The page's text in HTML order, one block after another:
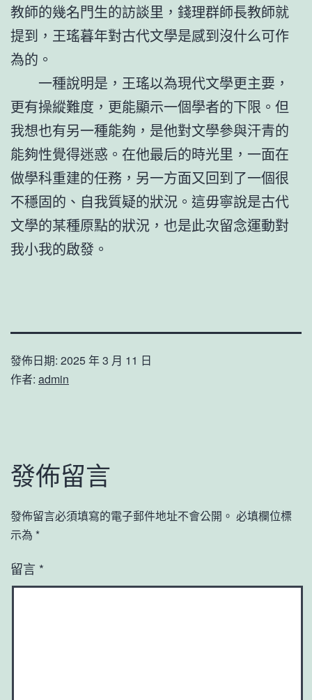
教師的幾名門生的訪談里，錢理群師長教師就
提到，王瑤暮年對古代文學是感到沒什么可作
為的。
一種說明是，王瑤以為現代文學更主要，
更有操縱難度，更能顯示一個學者的下限。但
我想也有另一種能夠，是他對文學參與汗青的
能夠性覺得迷惑。在他最后的時光里，一面在
做學科重建的任務，另一方面又回到了一個很
不穩固的、自我質疑的狀況。這毋寧說是古代
文學的某種原點的狀況，也是此次留念運動對
我小我的啟發。
發佈日期: 2025 年 3 月 11 日
作者: admin
發佈留言
發佈留言必須填寫的電子郵件地址不會公開。 必填欄位標
示為 *
留言 *